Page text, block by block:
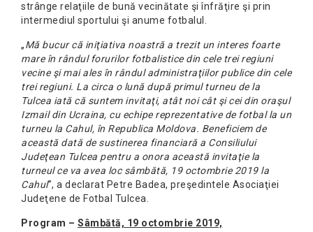
strânge relaţiile de bună vecinătate şi înfrăţire şi prin
intermediul sportului şi anume fotbalul.
„Mă bucur că iniţiativa noastră a trezit un interes foarte
mare în rândul forurilor fotbalistice din cele trei regiuni
vecine şi mai ales în rândul administraţiilor publice din cele
trei regiuni. La circa o lună după primul turneu de la
Tulcea iată că suntem invitaţi, atât noi cât şi cei din oraşul
Izmail din Ucraina, cu echipe reprezentative de fotbal la un
turneu la Cahul, în Republica Moldova. Beneficiem de
această dată de sustinerea financiară a Consiliului
Judeţean Tulcea pentru a onora această invitaţie la
turneul ce va avea loc sâmbătă, 19 octombrie 2019 la
Cahul”, a declarat Petre Badea, preşedintele Asociaţiei
Judeţene de Fotbal Tulcea.
Program – Sâmbătă, 19 octombrie 2019,